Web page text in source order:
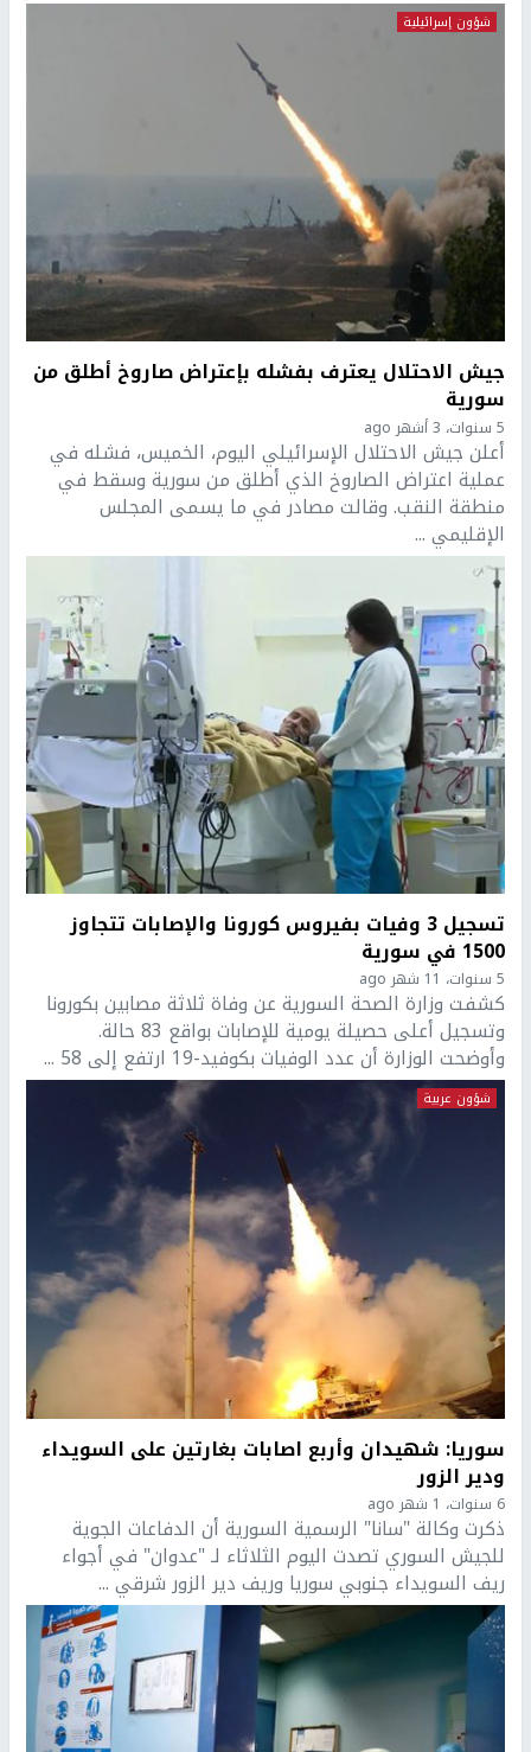
شؤون إسرائيلية
جيش الاحتلال يعترف بفشله بإعتراض صاروخ أطلق من
سورية
5 سنوات، 3 أشهر ago
أعلن جيش الاحتلال الإسرائيلي اليوم، الخميس، فشله في
عملية اعتراض الصاروخ الذي أطلق من سورية وسقط في
منطقة النقب. وقالت مصادر في ما يسمى المجلس
الإقليمي ...
تسجيل 3 وفيات بفيروس كورونا والإصابات تتجاوز
1500 في سورية
5 سنوات، 11 شهر ago
كشفت وزارة الصحة السورية عن وفاة ثلاثة مصابين بكورونا
وتسجيل أعلى حصيلة يومية للإصابات بواقع 83 حالة.
وأوضحت الوزارة أن عدد الوفيات بكوفيد-19 ارتفع إلى 58 ...
شؤون عربية
سوريا: شهيدان وأربع اصابات بغارتين على السويداء
ودير الزور
6 سنوات، 1 شهر ago
ذكرت وكالة "سانا" الرسمية السورية أن الدفاعات الجوية
للجيش السوري تصدت اليوم الثلاثاء لـ "عدوان" في أجواء
ريف السويداء جنوبي سوريا وريف دير الزور شرقي ...